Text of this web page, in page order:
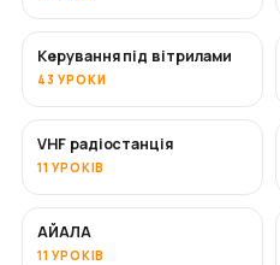
Керування під вітрилами
43 УРОКИ
VHF радіостанція
11 УРОКІВ
АЙАЛА
11 УРОКІВ